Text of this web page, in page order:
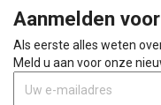
Aanmelden
Als eerste alles weten
Meld u aan voor onze